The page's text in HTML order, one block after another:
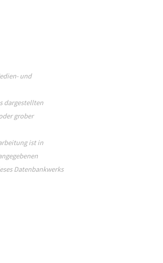
und
dargestellten
grober
ist in
Datenbankwerks